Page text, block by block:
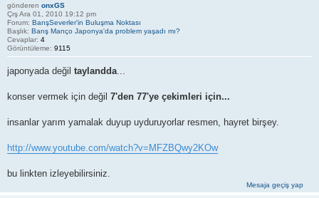
gönderen onxGS
Çrş Ara 01, 2010 19:12 pm
Forum: BarışSeverler'in Buluşma Noktası
Başlık: Barış Manço Japonya'da problem yaşadı mı?
Cevaplar: 4
Görüntüleme: 9115
japonyada değil taylandda...
konser vermek için değil 7'den 77'ye çekimleri için...
insanlar yarım yamalak duyup uyduruyorlar resmen, hayret birşey.
http://www.youtube.com/watch?v=MFZBQwy2KOw
bu linkten izleyebilirsiniz.
Mesaja geçiş yap